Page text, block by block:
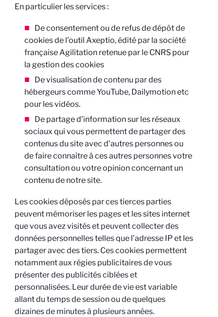
En particulier les services :
De consentement ou de refus de dépôt de
cookies de l’outil Axeptio, édité par la société
française Agilitation retenue par le CNRS pour
la gestion des cookies
De visualisation de contenu par des
hébergeurs comme YouTube, Dailymotion etc
pour les vidéos.
De partage d’information sur les réseaux
sociaux qui vous permettent de partager des
contenus du site avec d’autres personnes ou
de faire connaître à ces autres personnes votre
consultation ou votre opinion concernant un
contenu de notre site.
Les cookies déposés par ces tierces parties
peuvent mémoriser les pages et les sites internet
que vous avez visités et peuvent collecter des
données personnelles telles que l’adresse IP et les
partager avec des tiers. Ces cookies permettent
notamment aux régies publicitaires de vous
présenter des publicités ciblées et
personnalisées. Leur durée de vie est variable
allant du temps de session ou de quelques
dizaines de minutes à plusieurs années.